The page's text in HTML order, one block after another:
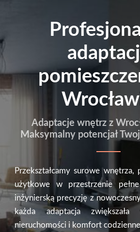
Adaptacje wnętrz z
Maksymalny potencjał
Przekształcamy surowe
użytkowe w przestrzenie
inżynierską precyzję z
każda adaptacja zwiększała
nieruchomości i komfort